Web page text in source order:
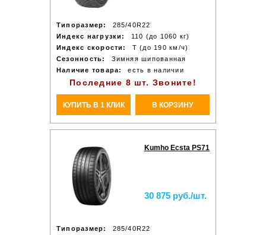
Типоразмер:
285/40R22
Индекс нагрузки:
110 (до 1060 кг)
Индекс скорости:
T (до 190 км/ч)
Сезонность:
Зимняя шипованная
Наличие товара:
есть в наличии
Последние 8 шт. Звоните!
КУПИТЬ В 1 КЛИК В КОРЗИНУ
Kumho Ecsta PS71
30 875 руб./шт.
Типоразмер: 285/40R22